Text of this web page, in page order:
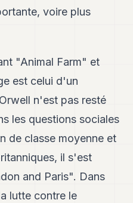
voire plus
"Animal Farm" et
est celui d'un
n'est pas resté
les questions sociales
de classe moyenne et
il s'est
and Paris". Dans
lutte contre le